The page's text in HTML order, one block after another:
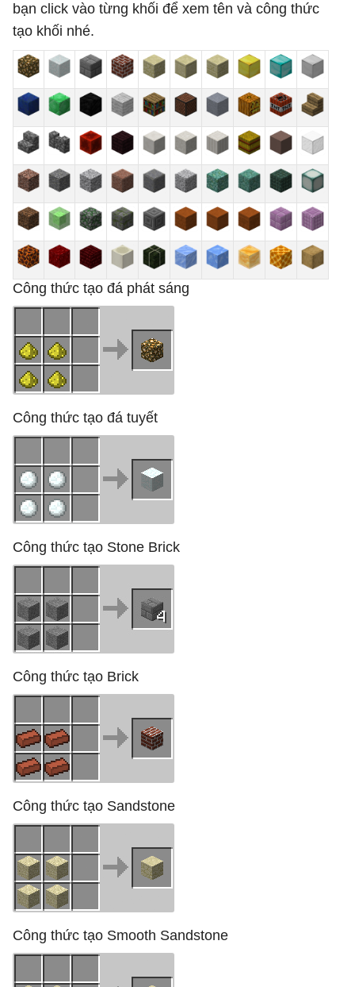
bạn click vào từng khối để xem tên và công thức
tạo khối nhé.
Công thức tạo đá phát sáng
Công thức tạo đá tuyết
Công thức tạo Stone Brick
Công thức tạo Brick
Công thức tạo Sandstone
Công thức tạo Smooth Sandstone